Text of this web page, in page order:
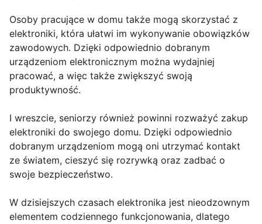
Osoby pracujące w domu także mogą skorzystać z
elektroniki, która ułatwi im wykonywanie obowiązków
zawodowych. Dzięki odpowiednio dobranym
urządzeniom elektronicznym można wydajniej
pracować, a więc także zwiększyć swoją
produktywność.
I wreszcie, seniorzy również powinni rozważyć zakup
elektroniki do swojego domu. Dzięki odpowiednio
dobranym urządzeniom mogą oni utrzymać kontakt
ze światem, cieszyć się rozrywką oraz zadbać o
swoje bezpieczeństwo.
W dzisiejszych czasach elektronika jest nieodzownym
elementem codziennego funkcjonowania, dlatego